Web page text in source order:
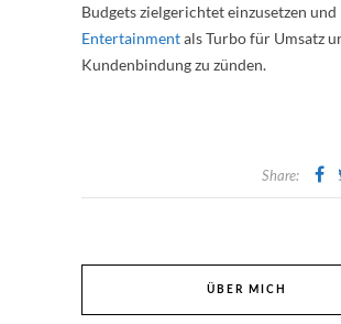
Budgets zielgerichtet einzusetzen und
Entertainmentals Turbo für Umsatz
Kundenbindung zu zünden.
Share:
ÜBER MICH